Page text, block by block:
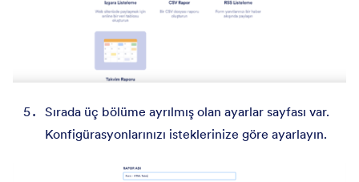
Sırada üç bölüme ayrılmış olan ayarlar sayfası var.
Konfigürasyonlarınızı isteklerinize göre ayarlayın.